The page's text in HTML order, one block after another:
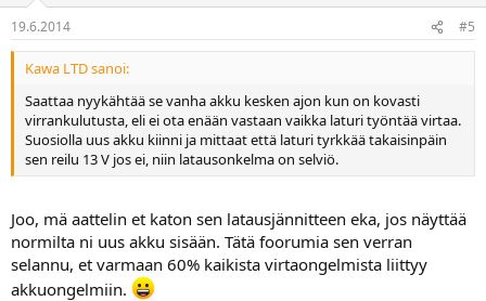
19.6.2014 #5
Kawa LTD sanoi:
Saattaa nyykähtää se vanha akku kesken ajon kun on kovasti
virrankulutusta, eli ei ota enään vastaan vaikka laturi työntää virtaa.
Suosiolla uus akku kiinni ja mittaat että laturi tyrkkää takaisinpäin
sen reilu 13 V jos ei, niin latausonkelma on selviö.
Joo, mä aattelin et katon sen latausjännitteen eka, jos näyttää
normilta ni uus akku sisään. Tätä foorumia sen verran
selannu, et varmaan 60% kaikista virtaongelmista liittyy
akkuongelmiin.